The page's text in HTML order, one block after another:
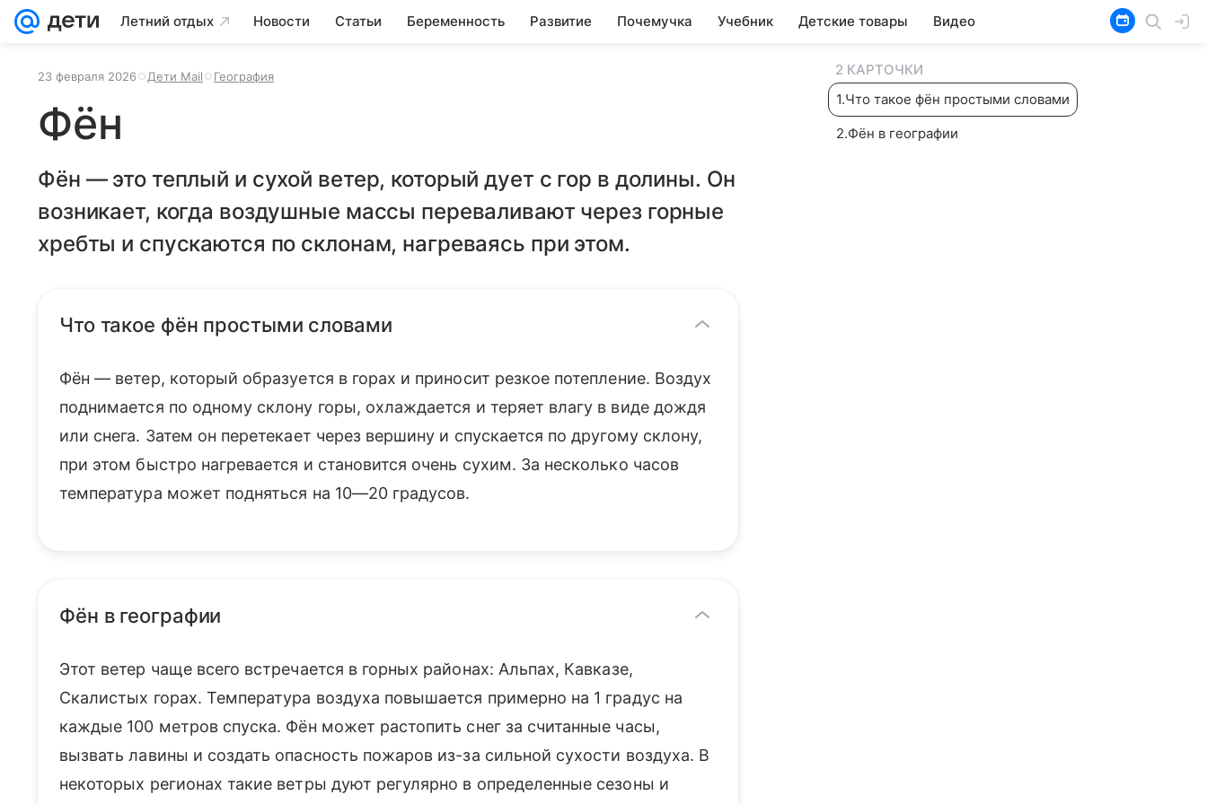
Летний отдых Новости Статьи Беременность Развитие Почемучка Учебник Детские товары Видео
23 февраля 2026 Дети Mail География
Фён
Фён — это теплый и сухой ветер, который дует с гор в долины. Он
возникает, когда воздушные массы переваливают через горные
хребты и спускаются по склонам, нагреваясь при этом.
Что такое фён простыми словами
Фён — ветер, который образуется в горах и приносит резкое потепление. Воздух
поднимается по одному склону горы, охлаждается и теряет влагу в виде дождя
или снега. Затем он перетекает через вершину и спускается по другому склону,
при этом быстро нагревается и становится очень сухим. За несколько часов
температура может подняться на 10—20 градусов.
Фён в географии
Этот ветер чаще всего встречается в горных районах: Альпах, Кавказе,
Скалистых горах. Температура воздуха повышается примерно на 1 градус на
каждые 100 метров спуска. Фён может растопить снег за считанные часы,
вызвать лавины и создать опасность пожаров из-за сильной сухости воздуха. В
некоторых регионах такие ветры дуют регулярно в определенные сезоны и
2 КАРТОЧКИ
1.Что такое фён простыми словами
2.Фён в географии